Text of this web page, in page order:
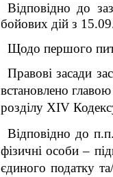
Відповідно до
бойових дій з
Щодо першого
Правові засади
встановлено главою
розділу XIV
Відповідно до
фізичні особи –
єдиного податку